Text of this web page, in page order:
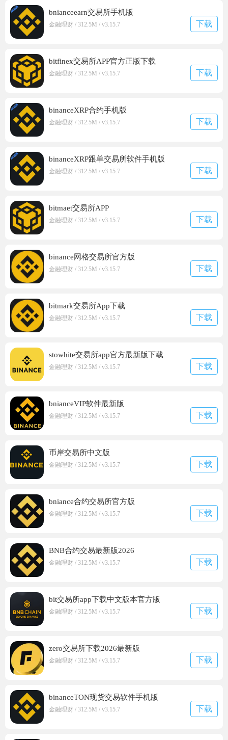
bnianceearn交易所手机版
金融理财 / 312.5M / v3.15.7 下载
bitfinex交易所APP官方正版下载
金融理财 / 312.5M / v3.15.7 下载
binanceXRP合约手机版
金融理财 / 312.5M / v3.15.7 下载
binanceXRP跟单交易所软件手机版
金融理财 / 312.5M / v3.15.7 下载
bitmaet交易所APP
金融理财 / 312.5M / v3.15.7 下载
binance网格交易所官方版
金融理财 / 312.5M / v3.15.7 下载
bitmark交易所App下载
金融理财 / 312.5M / v3.15.7 下载
stowhite交易所app官方最新版下载
金融理财 / 312.5M / v3.15.7 下载
bnianceVIP软件最新版
金融理财 / 312.5M / v3.15.7 下载
币岸交易所中文版
金融理财 / 312.5M / v3.15.7 下载
bniance合约交易所官方版
金融理财 / 312.5M / v3.15.7 下载
BNB合约交易最新版2026
金融理财 / 312.5M / v3.15.7 下载
bit交易所app下载中文版本官方版
金融理财 / 312.5M / v3.15.7 下载
zero交易所下载2026最新版
金融理财 / 312.5M / v3.15.7 下载
binanceTON现货交易软件手机版
金融理财 / 312.5M / v3.15.7 下载